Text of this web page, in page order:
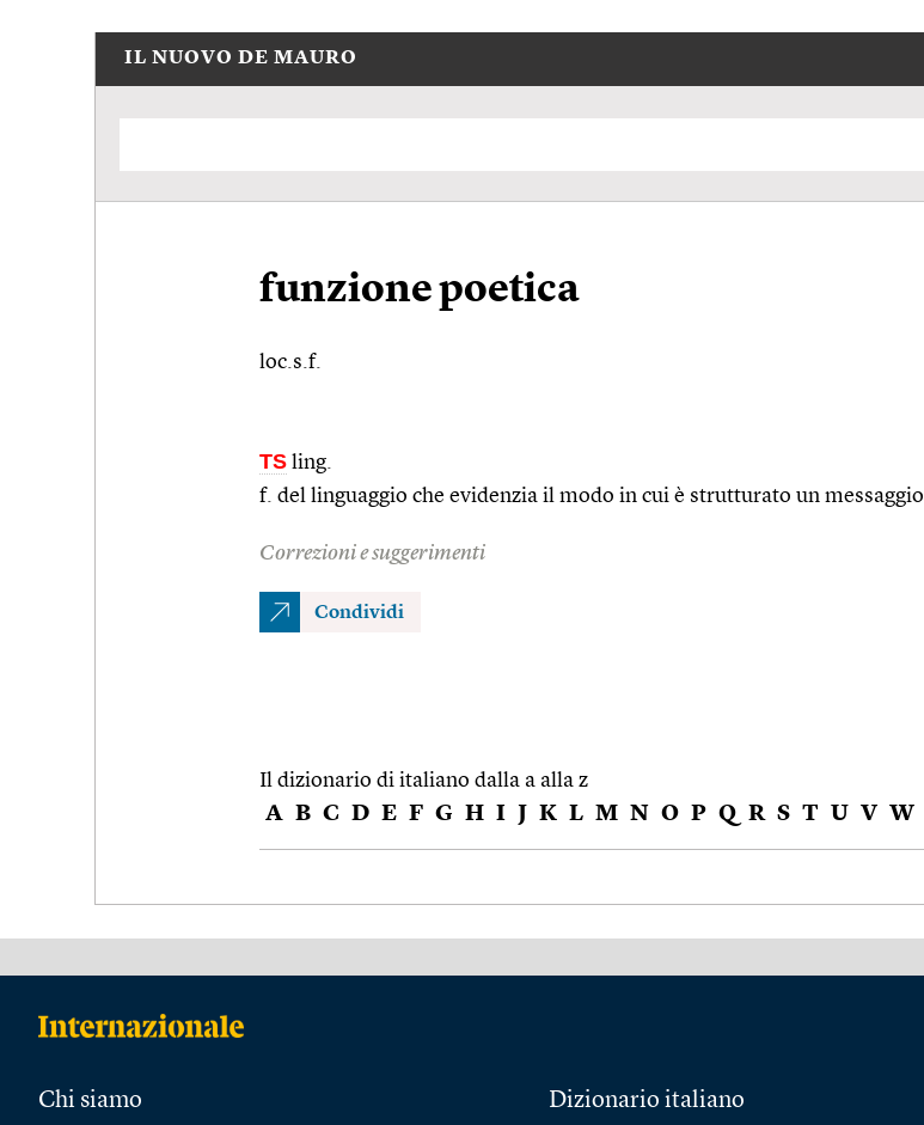
IL NUOVO DE MAURO
funzione poetica
loc.s.f.
TS ling.
f. del linguaggio che evidenzia il modo in cui è strutturato un messaggio
Correzioni e suggerimenti
Condividi
Il dizionario di italiano dalla a alla z
A B C D E F G H I J K L M N O P Q R S T U V W
Chi siamo Dizionario italiano